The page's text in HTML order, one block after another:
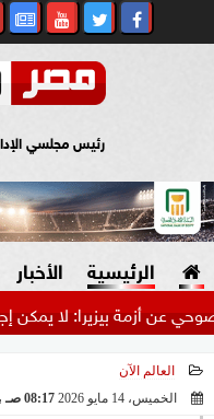
رئيس مجلسي
الرئيسية الأخبار
بيزيرا: لا يمكن إجبار أي
العالم الآن
الخميس، 14 مايو 2026
08:17 صـ